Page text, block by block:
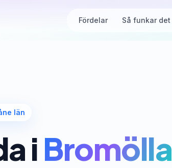
Fördelar Så funkar det
län
i Bromölla